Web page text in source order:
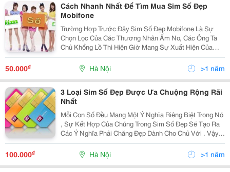
Cách Nhanh Nhất Để Tìm Mua Sim Số Đẹp
Mobifone
Trường Hợp Trước Đây Sim Số Đẹp Mobifone Là Sự
Chọn Lọc Của Các Thương Nhân Ấm No, Các Ông Ta
Chủ Khổng Lồ Thì Hiện Giờ Mang Sự Xuất Hiện Của
Nhiều Sim Mobifone Giá Thấp, Các Người Mang Mức
Thu Nhập Trung Bình Cũng Sở Hữu Thể Có Dãy Sim
May Mắn Này.
50.000₫ Hà Nội >1 năm
3 Loại Sim Số Đẹp Được Ưa Chuộng Rộng Rãi
Nhất
Mỗi Con Số Đều Mang Một Ý Nghĩa Riêng Biệt Trong Nó
, Sự Kết Hợp Của Chúng Trong Sim Số Đẹp Sẽ Tạo Ra
Các Ý Nghĩa Phải Chăng Đẹp Dành Cho Chủ Với . Vậy
Các Loại Sim Số Đẹp Nào Được Ưa Chuộng Nhất Hiện
Tại Là Các Sim Số Đẹp Nào ? Mời Quý Khách Đọc Tiế
100.000₫ Hà Nội >1 năm